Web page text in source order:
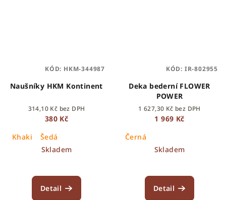
Naušníky HKM Kontinent
314,10 Kč bez DPH
380 Kč
Khaki
Šedá
Skladem
Detail
KÓD: HKM-344987
Deka bederní FLOWER
POWER
1 627,30 Kč bez DPH
1 969 Kč
Černá
Skladem
Detail
KÓD: IR-802955